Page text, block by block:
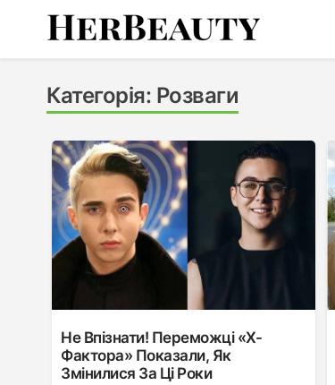
Категорія: Розваги
Не Впізнати! Переможці «Х-
Фактора» Показали, Як
Змінилися За Ці Роки